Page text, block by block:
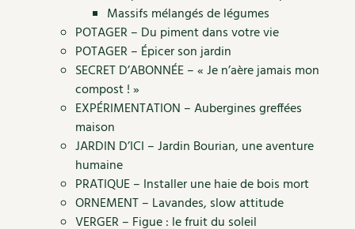
Dessert, Boulangerie
Techniques, conservation, organisation
Agenda, calendrier
NOUVEAUTÉS
Feuilleter le catalogue
Petit élevage
Cuisine saine
Alimentation et nutrition
Recettes de printemps
Recettes par type de plat
Recettes sans gluten
Cuisine saine
Soins naturels
Société et alternatives
Les 4 saisons& vous
Questions à la rédaction
Entre abonné·es
Massifs mélangés de légumes
POTAGER – Du piment dans votre vie
POTAGER – Épicer son jardin
SECRET D’ABONNÉE – « Je n’aère jamais mon
compost ! »
EXPÉRIMENTATION – Aubergines greffées
maison
JARDIN D’ICI – Jardin Bourian, une aventure
humaine
PRATIQUE – Installer une haie de bois mort
ORNEMENT – Lavandes, slow attitude
VERGER – Figue : le fruit du soleil